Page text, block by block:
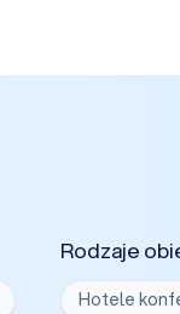
Rodzaje
Hotele